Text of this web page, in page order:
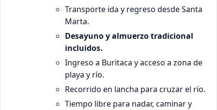
Transporte ida y regreso desde Santa
Marta.
Desayuno y almuerzo tradicional
incluidos.
Ingreso a Buritaca y acceso a zona de
playa y río.
Recorrido en lancha para cruzar el río.
Tiempo libre para nadar, caminar y